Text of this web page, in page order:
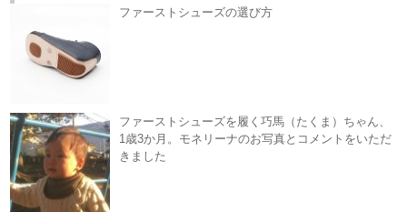
ファーストシューズの選び方
ファーストシューズを履く巧馬（たくま）ちゃん、
1歳3か月。モネリーナのお写真とコメントをいただ
きました